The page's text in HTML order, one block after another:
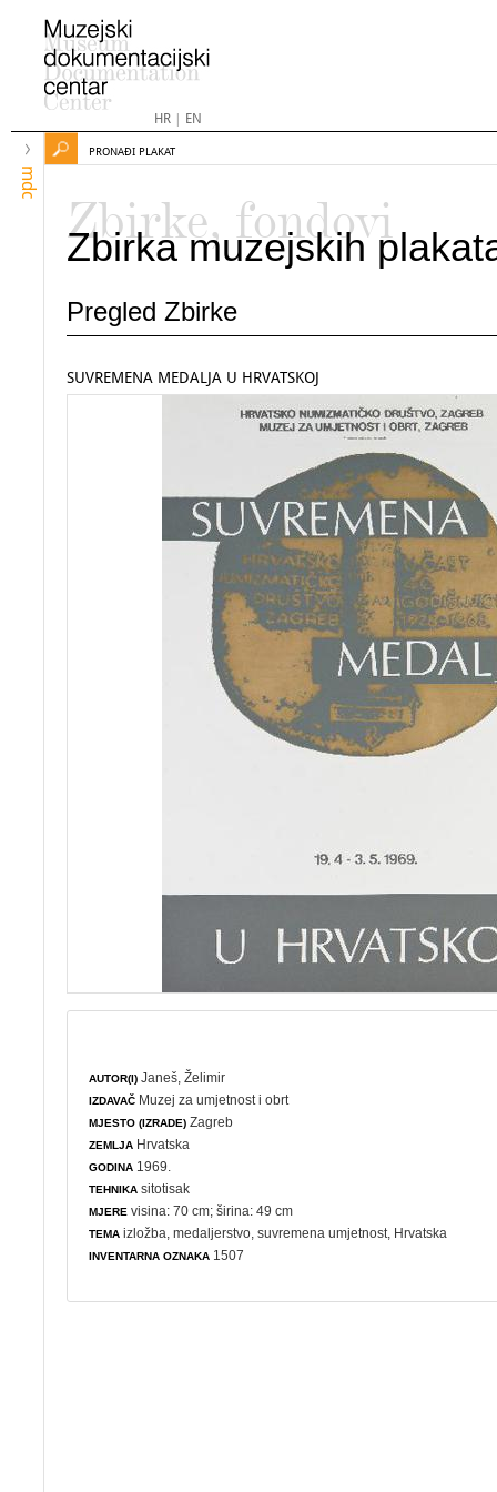
HR| EN
mdc
PRONAĐI PLAKAT
Zbirke, fondovi
Zbirka muzejskih
Pregled Zbirke
SUVREMENA MEDALJA U HRVATSKOJ
AUTOR(I) Janeš, Želimir
IZDAVAČ Muzej za umjetnost i obrt
MJESTO (IZRADE) Zagreb
ZEMLJA Hrvatska
GODINA 1969.
TEHNIKA sitotisak
MJERE visina: 70 cm; širina: 49 cm
TEMA izložba ,medaljerstvo ,suvremena umjetnost , Hrvatska
INVENTARNA OZNAKA 1507